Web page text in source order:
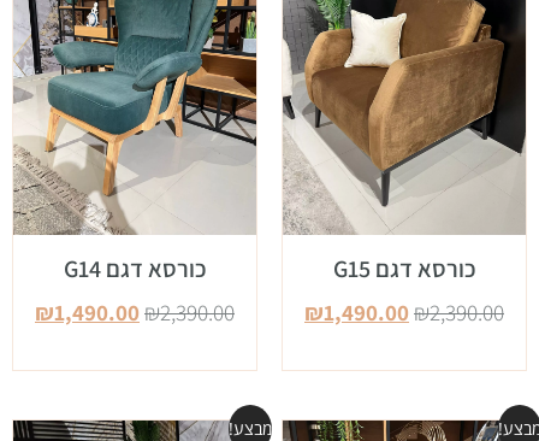
כורסא דגם G15
₪2,390.00
₪1,490.00
כורסא דגם G14
₪2,390.00
₪1,490.00
מבצע!